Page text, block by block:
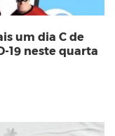
um dia C de
19 neste quarta